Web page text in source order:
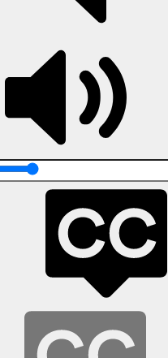
Cornejo
riesgos en internet,
y aplicativos
cuenta cuáles son y
una actividad para que
de manera lúdica en
en las tarjetas de